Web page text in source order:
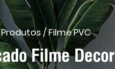
Produtos /Filme PVC
Filme